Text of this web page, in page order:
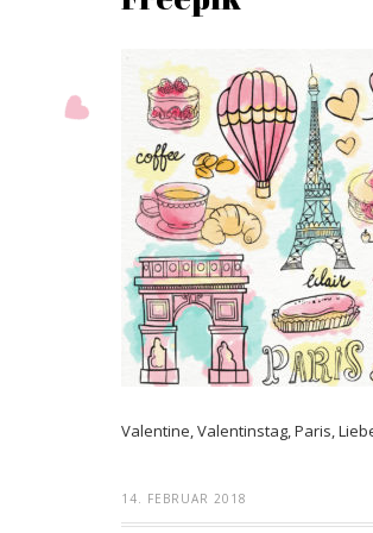
Valentine, Valentinstag, Paris,
14. FEBRUAR 2018